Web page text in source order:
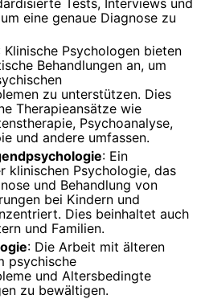
Tests, Interviews und
eine genaue Diagnose zu
Klinische Psychologen bieten
Behandlungen an, um
zu unterstützen. Dies
Therapieansätze wie
Psychoanalyse,
und andere umfassen.
: Ein
klinischen Psychologie, das
und Behandlung von
bei Kindern und
Dies beinhaltet auch
und Familien.
: Die Arbeit mit älteren
psychische
und Altersbedingte
zu bewältigen.